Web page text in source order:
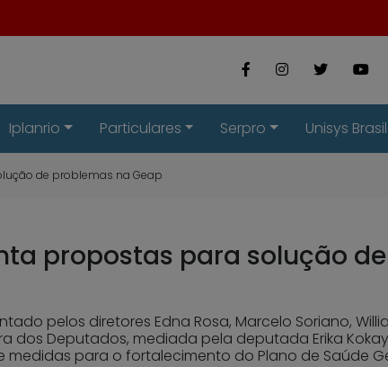
Iplanrio Particulares Serpro Unisys Brasil
de problemas na Geap
propostas para solução
pelos diretores Edna Rosa, Marcelo Soriano,
Deputados, mediada pela deputada Erika
para o fortalecimento do Plano de Saúde